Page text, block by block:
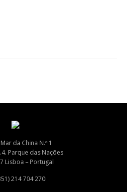
da China N.º 1
Parque das Nações
Lisboa – Portugal
214 704 270